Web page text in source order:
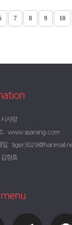
7 8 9 10
사랑
: www.sisarang.com
일 :
형효